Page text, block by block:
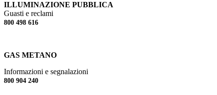
ILLUMINAZIONE PUBBLICA
Guasti e reclami
800 498 616
GAS METANO
Informazioni e segnalazioni
800 904 240